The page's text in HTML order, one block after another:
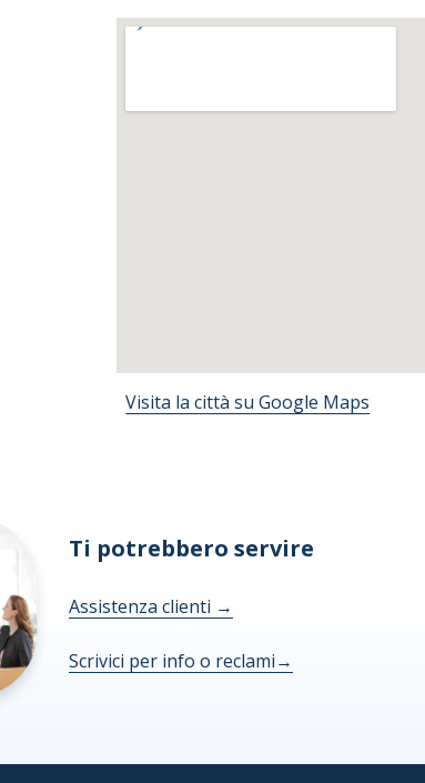
Visita la città su Google Maps
Ti potrebbero servire
Assistenza clienti →
Scrivici per info o reclami→